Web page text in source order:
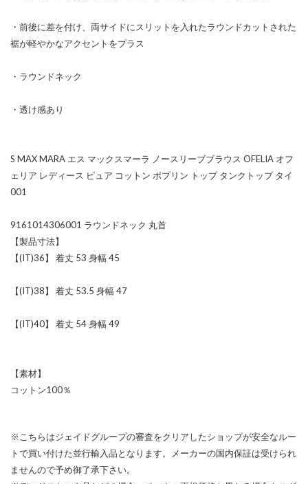
・前後に差を付け、両サイドにスリットを入れたラウンドカットされた
裾が軽やかなアクセントをプラス
・ラウンドネック
・透け感あり
S MAX MARA エス マックスマーラ ノースリーブブラウス OFELIA オフ
ェリア レディース ピュア コットン ポプリン トップ タンクトップ タイ
001
9161014306001 ラウンドネック 丸首
【製品寸法】
【(IT)36】 着丈 53 身幅 45
【(IT)38】 着丈 53.5 身幅 47
【(IT)40】 着丈 54 身幅 49
【素材】
コットン100％
※こちらはジェイドグループの審査をクリアしたショップが安全なルー
トで買い付けた並行輸入品となります。メーカーの国内保証は受けられ
ませんので予め御了承下さい。